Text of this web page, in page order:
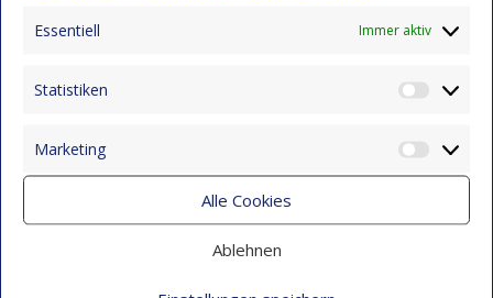
Essentiell Immer aktiv
Statistiken
Marketing
Alle Cookies
Ablehnen
Esperanza beim Festival in El Salvador
Feier zum Tag der Liebe und Freundschaft
9. November 2025
Mit Klängen gemeinsam wachsen: Sinfonisches
Konzert in Montebello